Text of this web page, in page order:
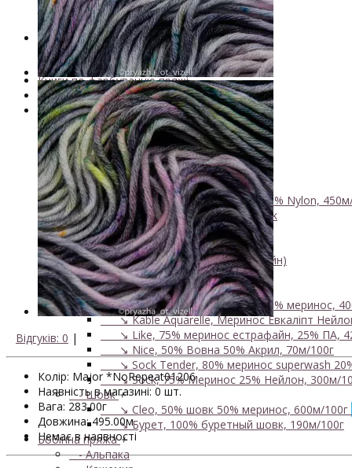
. . .
Книги по фарбуванню пряжі
Лімітована колекція пряжі
Пряжа ручного фарбування VizEll+
- Luxury Collection
- Бавовна
- Вовна 100%
- Вовна ягняти
- Кід мохер, альпака+
↘ KidLace, 70% Kid Mohair 30% Nylon,
↘ KidSilk, Super Kid Mohair Silk
↘ Альпака
- Мериносова вовна+
↘ Bliss 350м/100г (екстрафайн)
↘ Mavka, 220м/100г
- Пряжа змішаного складу+
↘ Charisma, 10% кашемир 90% меринос,
↘ Kable Aquarelle, Меринос Евкаліпт
↘ Like, 75% меринос естрафайн, 25% ПА,
↘ Nice, 50% Вовна 50% Акрил, 70м/100г
↘ Sock Tender, 80% меринос superwash
↘ Sock, 75% Меринос 25% Нейлон, 300м/
- Шовк+
↘ Cleo, 50% шовк 50% меринос, 600м/100г
↘ Бурет, 100% буретный шовк, 190м/100г
Бобінна пряжа+
- Альпака
Відгуків: 0 |
Колір: Major *NoRepeat01206
Наявність в магазині: 0 шт.
Вага: 283.00г
Довжина: 495.00м
Немає в наявності